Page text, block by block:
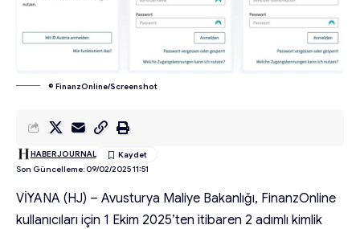
© FinanzOnline/Screenshot
Son Güncelleme: 09/02/2025 11:51
HABERJOURNAL
VİYANA (HJ) – Avusturya Maliye Bakanlığı, FinanzOnline
kullanıcıları için 1 Ekim 2025’ten itibaren 2 adımlı kimlik